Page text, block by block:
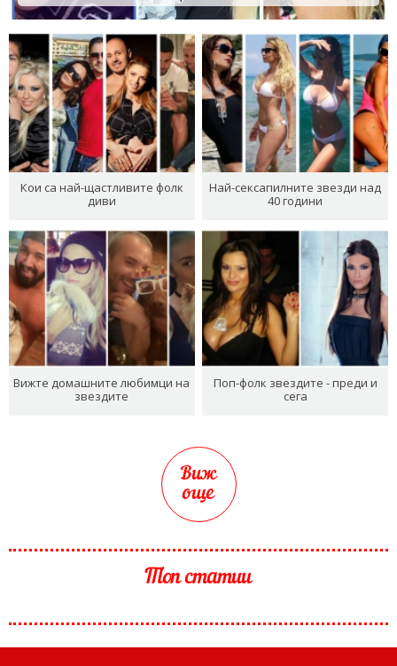
Кои са най-щастливите фолк
диви
Най-сексапилните звезди над
40 години
Вижте домашните любимци на
звездите
Поп-фолк звездите - преди и
сега
Виж
още
Топ статии